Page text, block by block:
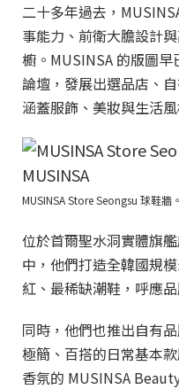
二十多年過去，
事能力、前衛大膽設計
櫥。MUSINSA 的版圖
論壇，發展出選品店、
涵蓋服飾、美妝與生活
MUSINSA Store Seongsu 球鞋牆
位於首爾聖水洞實體旗
中，他們打造全韓國規
紅、最稀缺潮鞋，呼應
同時，他們也推出自有
極簡、百搭的日常基本
香氛的 MUSINSA